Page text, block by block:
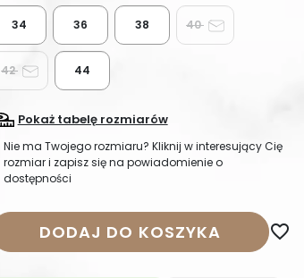
34 36 38 40
42 44
Pokaż tabelę rozmiarów
Nie ma Twojego rozmiaru? Kliknij w interesujący Cię
rozmiar i zapisz się na powiadomienie o
dostępności
DODAJ DO KOSZYKA favorite_border